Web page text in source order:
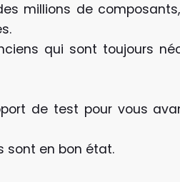
millions de
qui sont toujours
de test pour vous
sont en bon état.